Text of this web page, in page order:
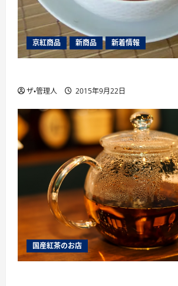
京紅商品 新商品 新着情報
ザ・管理人 2015年9月22日
国産紅茶のお店